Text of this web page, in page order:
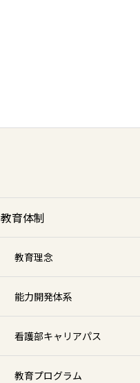
教育体制
教育理念
能力開発体系
看護部キャリアパス
教育プログラム